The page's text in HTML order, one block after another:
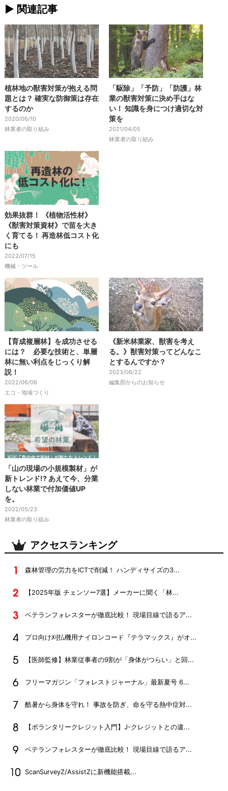
► 関連記事
植林地の獣害対策が抱える問
題とは？ 確実な防御策は存在
するのか
2020/06/10
林業者の取り組み
「駆除」「予防」「防護」林
業の獣害対策に決め手はな
い！ 知識を身につけ適切な対
策を
2021/04/05
林業者の取り組み
効果抜群！ 《植物活性材》
《獣害対策資材》で苗を大き
く育てる！ 再造林低コスト化
にも
2022/07/15
機械・ツール
【育成複層林】を成功させる
には？ 必要な技術と、単層
林に無い利点をじっくり解
説！
2022/06/06
エコ・地域づくり
《新米林業家、獣害を考え
る。》獣害対策ってどんなこ
とするんですか？
2023/06/22
編集部からのお知らせ
「山の現場の小規模製材」が
新トレンド!? あえて今、分業
しない林業で付加価値UP
を。
2022/05/23
林業者の取り組み
アクセスランキング
森林管理の労力をICTで削減！ ハンディサイズの3...
【2025年版 チェンソー7選】メーカーに聞く「林...
ベテランフォレスターが徹底比較！ 現場目線で語るア...
プロ向け刈払機用ナイロンコード『テラマックス』がオ...
【医師監修】林業従事者の9割が「身体がつらい」と回...
フリーマガジン「フォレストジャーナル」最新夏号 6...
酷暑から身体を守れ！ 事故を防ぎ、命を守る熱中症対...
【ボランタリークレジット入門】J-クレジットとの違...
ベテランフォレスターが徹底比較！ 現場目線で語るア...
ScanSurveyZ/AssistZに新機能搭載...